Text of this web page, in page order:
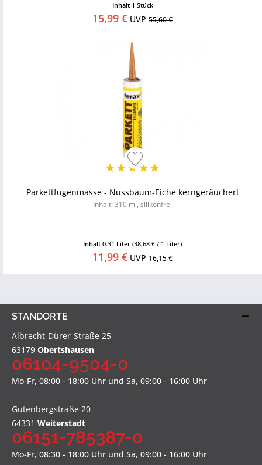
Inhalt 1 Stück
15,99 € UVP 55,60 €
Parkettfugenmasse - Nussbaum-Eiche kerngeräuchert
Inhalt: 310 ml, silikonfrei
Inhalt 0.31 Liter (38,68 € / 1 Liter)
11,99 € UVP 16,15 €
STANDORTE
Albrecht-Dürer-Straße 25
63179 Obertshausen
06104-9504-0
Mo-Fr, 08:00 - 18:00 Uhr und Sa, 09:00 - 16:00 Uhr
Gutenbergstraße 20
64331 Weiterstadt
06151-785387-0
Mo-Fr, 08:30 - 18:00 Uhr und Sa, 09:00 - 16:00 Uhr